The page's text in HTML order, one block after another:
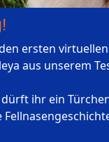
ersten
aus unserem
dürft ihr ein